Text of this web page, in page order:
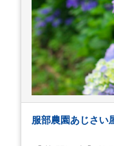
服部農園あじさい